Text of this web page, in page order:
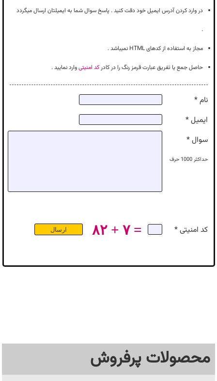
در وارد کردن آدرس ایمیل خود دقت کنید . پاسخ سوال شما به ایمیلتان ارسال میگردد
.
مجاز به استفاده از کدهای HTML نمیباشد .
حاصل جمع یا تفریق عبارت قرمز رنگ را در کادرکد امنیتیوارد نمایید .
نام *
ایمیل *
سوال *
حداکثر1000 حرف
کد امنیتی * ۸۲ + ۷ =
محصولات پرفروش